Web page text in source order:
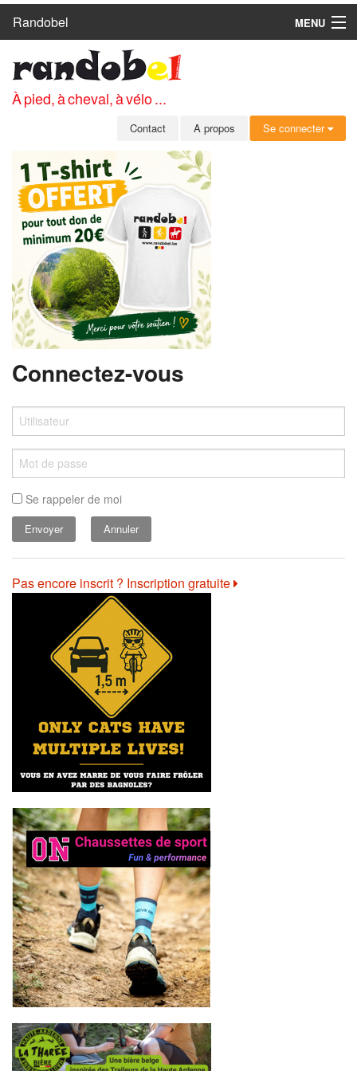
Randobel
MENU
CIRCUITS
CLUBS
MEMBRES
SE CONNECTER
INSCRIPTION GRATUITE
MOT DE PASSE OUBLIÉ
À pied, à cheval, à vélo ...
Contact A propos Se connecter
Connectez-vous
Se rappeler de moi
Annuler
Pas encore inscrit ? Inscription gratuite